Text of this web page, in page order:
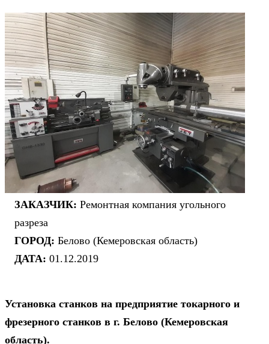
ЗАКАЗЧИК: Ремонтная компания угольного
разреза
ГОРОД: Белово (Кемеровская область)
ДАТА: 01.12.2019
Установка станков на предприятие токарного и
фрезерного станков в г. Белово (Кемеровская
область).